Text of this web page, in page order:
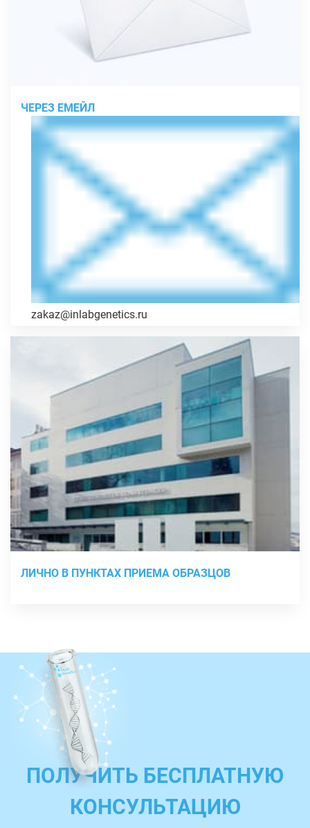
ЧЕРЕЗ ЕМЕЙЛ
zakaz@inlabgenetics.ru
ЛИЧНО В ПУНКТАХ ПРИЕМА ОБРАЗЦОВ
ПОЛУЧИТЬ БЕСПЛАТНУЮ
КОНСУЛЬТАЦИЮ